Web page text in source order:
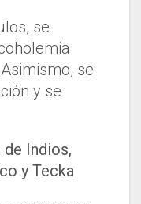
se
se
y se
Indios,
y Tecka